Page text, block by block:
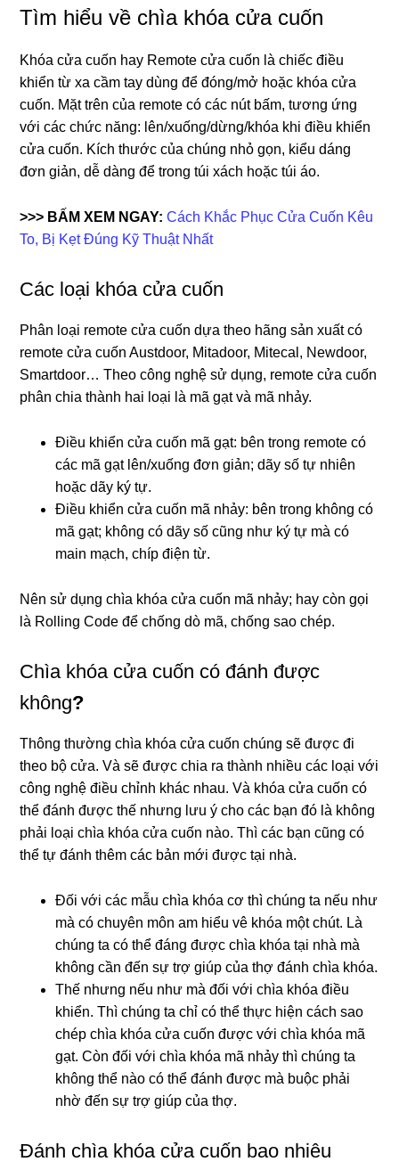
Tìm hiểu về chìa khóa cửa cuốn
Khóa cửa cuốn hay Remote cửa cuốn là chiếc điều
khiển từ xa cầm tay dùng để đóng/mở hoặc khóa cửa
cuốn. Mặt trên của remote có các nút bấm, tương ứng
với các chức năng: lên/xuống/dừng/khóa khi điều khiển
cửa cuốn. Kích thước của chúng nhỏ gọn, kiểu dáng
đơn giản, dễ dàng để trong túi xách hoặc túi áo.
>>> BẤM XEM NGAY: Cách Khắc Phục Cửa Cuốn Kêu
To, Bị Kẹt Đúng Kỹ Thuật Nhất
Các loại khóa cửa cuốn
Phân loại remote cửa cuốn dựa theo hãng sản xuất có
remote cửa cuốn Austdoor, Mitadoor, Mitecal, Newdoor,
Smartdoor… Theo công nghệ sử dụng, remote cửa cuốn
phân chia thành hai loại là mã gạt và mã nhảy.
Điều khiển cửa cuốn mã gạt: bên trong remote có
các mã gạt lên/xuống đơn giản; dãy số tự nhiên
hoặc dãy ký tự.
Điều khiển cửa cuốn mã nhảy: bên trong không có
mã gạt; không có dãy số cũng như ký tự mà có
main mạch, chíp điện từ.
Nên sử dụng chìa khóa cửa cuốn mã nhảy; hay còn gọi
là Rolling Code để chống dò mã, chống sao chép.
Chìa khóa cửa cuốn có đánh được
không?
Thông thường chìa khóa cửa cuốn chúng sẽ được đi
theo bộ cửa. Và sẽ được chia ra thành nhiều các loại với
công nghệ điều chỉnh khác nhau. Và khóa cửa cuốn có
thể đánh được thế nhưng lưu ý cho các bạn đó là không
phải loại chìa khóa cửa cuốn nào. Thì các bạn cũng có
thể tự đánh thêm các bản mới được tại nhà.
Đối với các mẫu chìa khóa cơ thì chúng ta nếu như
mà có chuyên môn am hiểu vê khóa một chút. Là
chúng ta có thể đáng được chìa khóa tại nhà mà
không cần đến sự trợ giúp của thợ đánh chìa khóa.
Thế nhưng nếu như mà đối với chìa khóa điều
khiển. Thì chúng ta chỉ có thể thực hiện cách sao
chép chìa khóa cửa cuốn được với chìa khóa mã
gạt. Còn đối với chìa khóa mã nhảy thì chúng ta
không thể nào có thể đánh được mà buộc phải
nhờ đến sự trợ giúp của thợ.
Đánh chìa khóa cửa cuốn bao nhiêu